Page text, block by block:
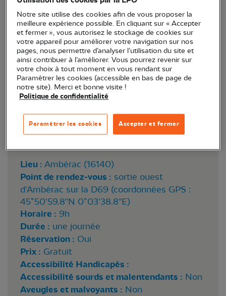
Plantation de haie chez une agricultrice © Katia
Lipovoï
Lieu : Ambérac (16140)
Point de rendez-vous : sortie ouest
d'Ambérac sur la D69 (coordonnées GPS :
45°50'59.8"N 0°03'38.8"E)
Horaire : 9h
Durée : une journée
Réservation : Oui
Prix : Gratuit
Accessibilité Handicapés :
Accessibilité sourds et malentendants : Non
Aveugles et malvoyants : Non
Notre site utilise des cookies afin de vous proposer la
meilleure expérience possible. En cliquant sur « Accepter
et fermer », vous autorisez le stockage de cookies sur
votre appareil pour améliorer votre navigation sur nos
pages, nous permettre d’analyser l’utilisation du site et
ainsi contribuer à l’améliorer. Vous pourrez revenir sur
votre choix à tout moment en vous rendant sur
Paramétrer les cookies (accessible en bas de page de
notre site). Merci et bonne visite !
Politique de confidentialité
Accepter et fermer
Paramétrer les cookies